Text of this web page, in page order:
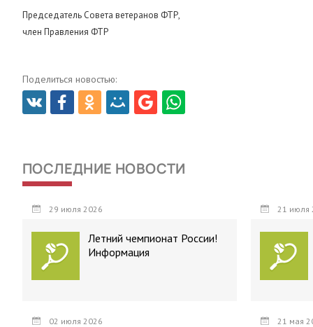
Председатель Совета ветеранов ФТР,
член Правления ФТР
Поделиться новостью:
ПОСЛЕДНИЕ НОВОСТИ
29 июля 2026
Летний чемпионат России!
Информация
21 июля
02 июля 2026 21 мая